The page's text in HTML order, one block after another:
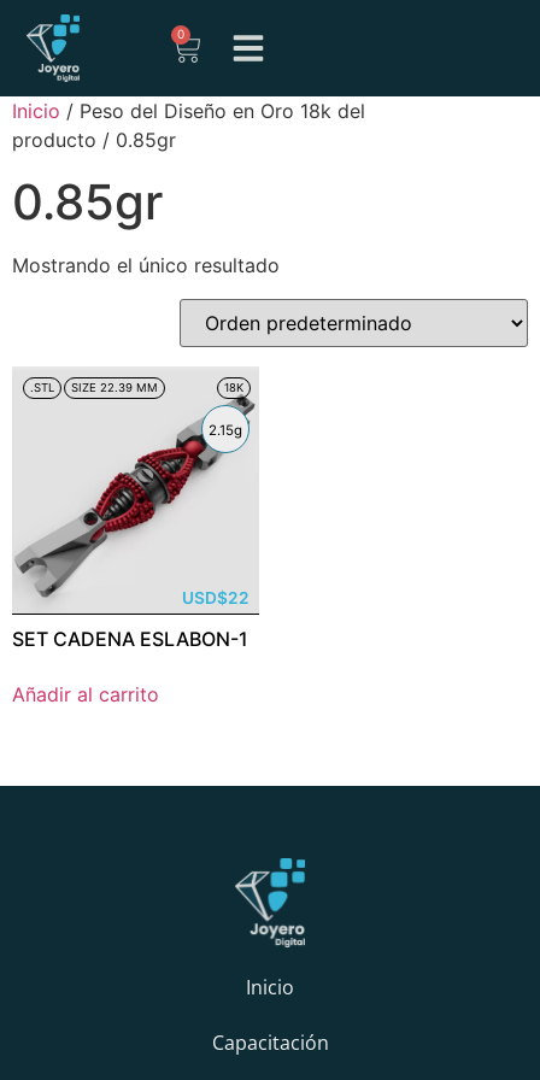
0
Inicio / Peso del Diseño en Oro 18k del
producto / 0.85gr
0.85gr
Mostrando el único resultado
.STL SIZE 22.39 MM 18K
2.15g
USD$22
SET CADENA ESLABON-1
Añadir al carrito
Inicio
Capacitación